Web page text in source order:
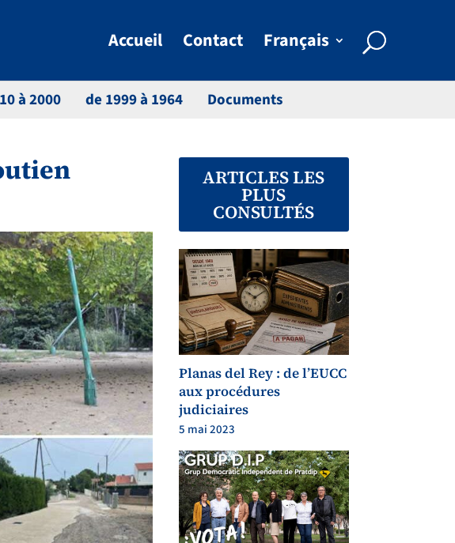
à 2000 de 1999 à 1964 Documents
Accueil Contact Français
ARTICLES LES
PLUS
CONSULTÉS
Planas del Rey : de l’EUCC
aux procédures
judiciaires
5 mai 2023